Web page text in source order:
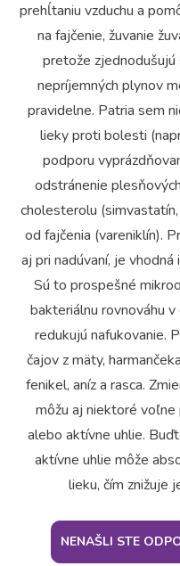
prehĺtaniu vzduchu a
na fajčenie, žuvanie
pretože zjednodušujú
nepríjemných plynov
pravidelne. Patria sem
lieky proti bolesti
podporu
odstránenie
cholesterolu
od fajčenia (vareniklín).
aj pri nadúvaní, je
Sú to prospešné
bakteriálnu rovnováhu
redukujú nafukovanie.
čajov z mäty,
fenikel, aníz a rasca.
môžu aj niektoré voľne
alebo aktívne uhlie.
aktívne uhlie môže
lieku, čím znižuje
NENAŠLI STE